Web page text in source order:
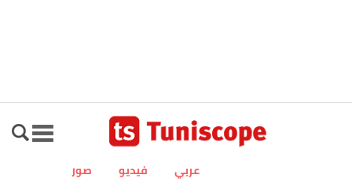
صور فيديو عربي